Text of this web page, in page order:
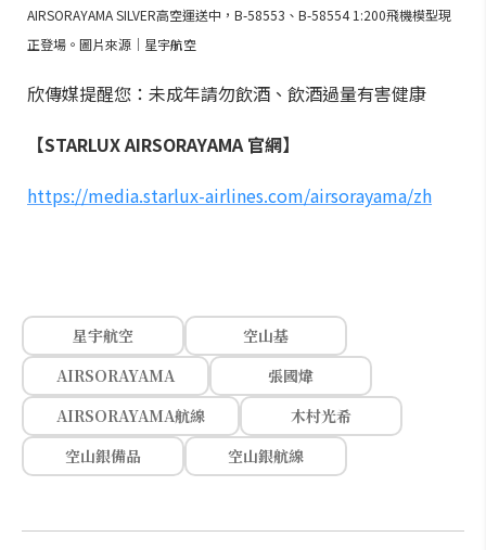
AIRSORAYAMA SILVER高空運送中，B-58553、B-58554 1:200飛機模型現
正登場。圖片來源｜星宇航空
欣傳媒提醒您：未成年請勿飲酒、飲酒過量有害健康
【STARLUX AIRSORAYAMA 官網】
https://media.starlux-airlines.com/airsorayama/zh
星宇航空
空山基
AIRSORAYAMA
張國煒
AIRSORAYAMA航線
木村光希
空山銀備品
空山銀航線